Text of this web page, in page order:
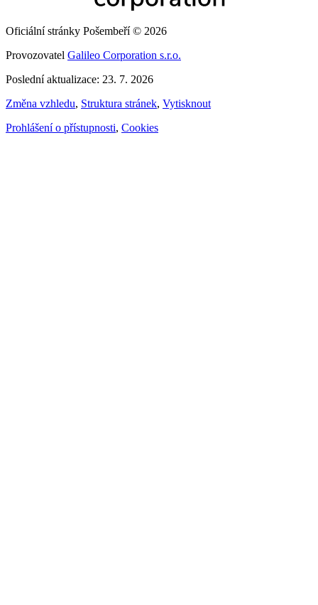
Oficiální stránky Pošembeří © 2026
Provozovatel Galileo Corporation s.r.o.
Poslední aktualizace: 23. 7. 2026
Změna vzhledu, Struktura stránek, Vytisknout
Prohlášení o přístupnosti, Cookies